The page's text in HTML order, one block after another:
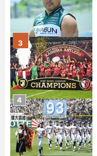
3
4